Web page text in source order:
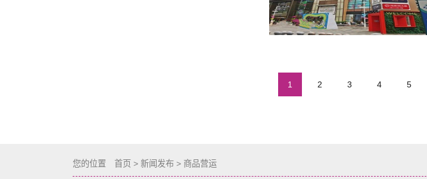
1 2 3 4 5
您的位置 首页 > 新闻发布 > 商品营运